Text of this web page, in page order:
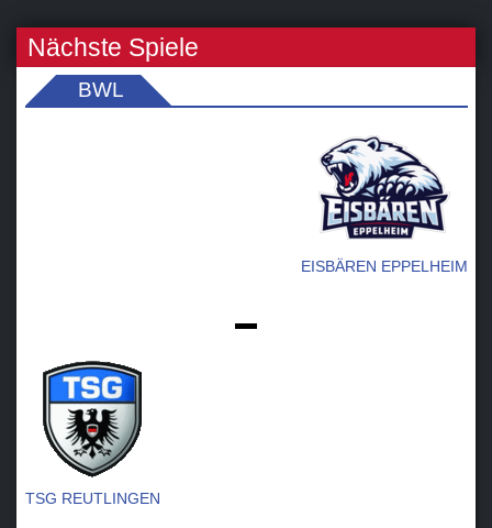
Nächste Spiele
BWL
EISBÄREN EPPELHEIM
TSG REUTLINGEN